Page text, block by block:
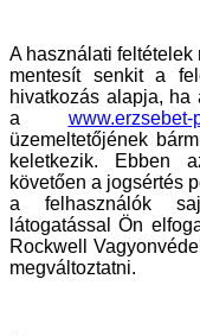
A használati feltételek
mentesít senkit a
hivatkozás alapja, ha
a www.erzsebet-
üzemeltetőjének
keletkezik. Ebben
követően a jogsértés
a felhasználók
látogatással Ön
Rockwell
megváltoztatni.